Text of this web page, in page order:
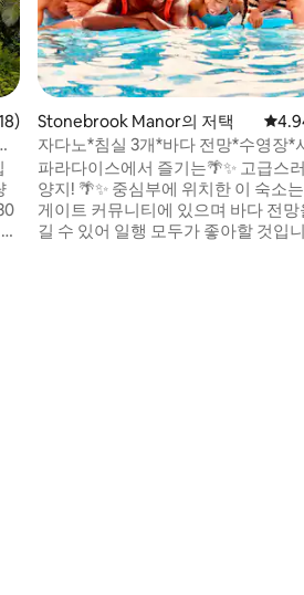
점(5점 만점), 후기 18개
Stonebrook Manor의 저택 평점
자다노*침실 3개*바다 전망*수영장*
스장*출입 제한
파라다이스에서 즐기는🌴✨ 고급스
양지! 🌴✨ 중심부에 위치한 이 숙소는 고급
게이트 커뮤니티에 있으며 바다 전망
길 수 있어 일행 모두가 좋아할 것입니